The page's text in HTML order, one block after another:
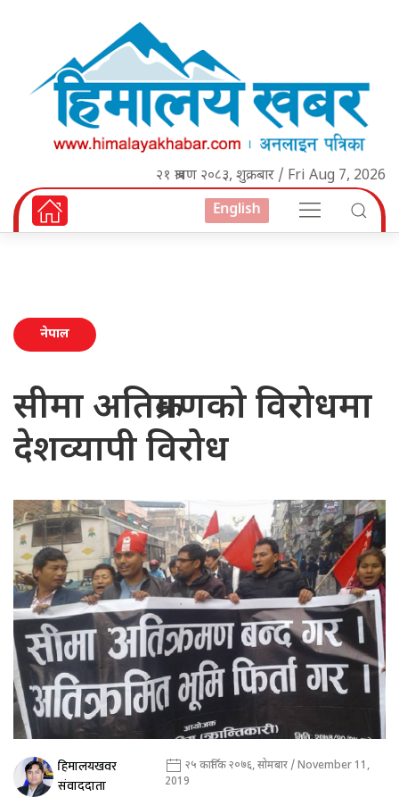
२१ श्रावण २०८३, शुक्रबार / Fri Aug 7, 2026
English
नेपाल
सीमा अतिक्रमणको विरोधमा
देशव्यापी विरोध
हिमालयखवर
संवाददाता
२५ कार्तिक २०७६, सोमबार / November 11,
2019